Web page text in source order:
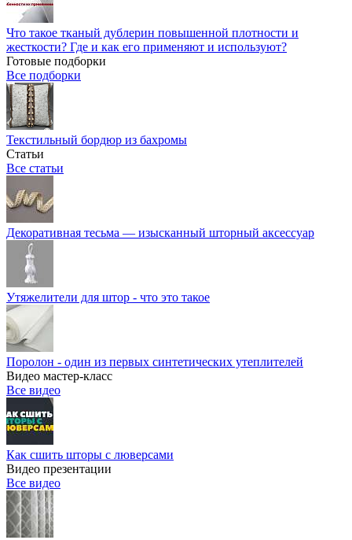
Что такое тканый дублерин повышенной плотности и
жесткости? Где и как его применяют и используют?
Готовые подборки
Все подборки
Текстильный бордюр из бахромы
Статьи
Все статьи
Декоративная тесьма — изысканный шторный аксессуар
Утяжелители для штор - что это такое
Поролон - один из первых синтетических утеплителей
Видео мастер-класс
Все видео
Как сшить шторы с люверсами
Видео презентации
Все видео